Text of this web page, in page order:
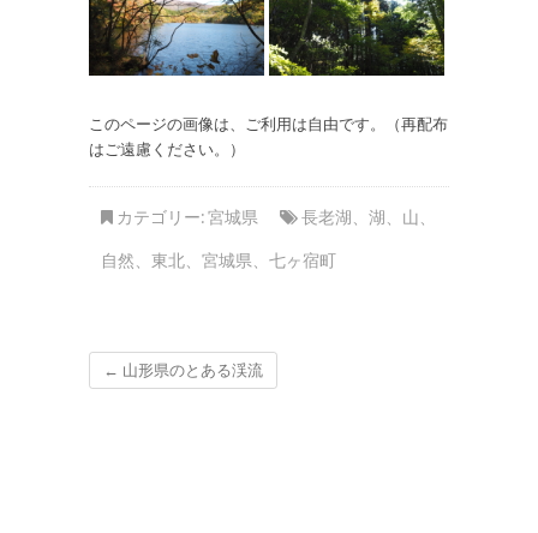
このページの画像は、ご利用は自由です。（再配布
はご遠慮ください。）
カテゴリー:宮城県 長老湖、 湖、 山、
自然、 東北、 宮城県、 七ヶ宿町
← 山形県のとある渓流